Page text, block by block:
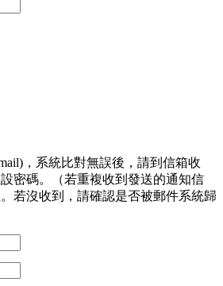
，系統比對無誤後，請到信箱收
密碼。（若重複收到發送的通知信
若沒收到，請確認是否被郵件系統歸